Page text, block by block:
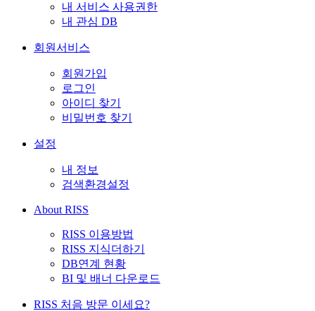
내 서비스 사용권한
내 관심 DB
회원서비스
회원가입
로그인
아이디 찾기
비밀번호 찾기
설정
내 정보
검색환경설정
About RISS
RISS 이용방법
RISS 지식더하기
DB연계 현황
BI 및 배너 다운로드
RISS 처음 방문 이세요?